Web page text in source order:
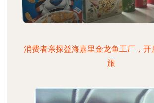
消费者亲探益海嘉里金龙鱼工厂，开
旅